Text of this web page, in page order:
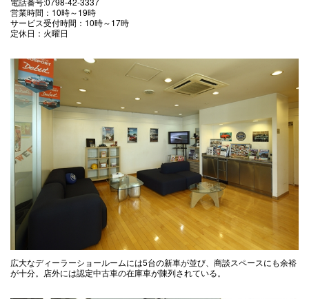
営業時間：10時～19時
サービス受付時間：10時～17時
定休日：火曜日
広大なディーラーショールームには5台の新車が並び、商談スペースにも余裕
が十分。店外には認定中古車の在庫車が陳列されている。